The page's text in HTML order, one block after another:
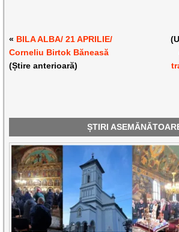
« BILA ALBA/ 21 APRILIE/
Corneliu Birtok Băneasă
(Știre anterioară)
ȘTIRI